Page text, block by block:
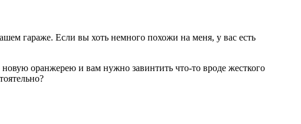
гараже. Если вы хоть немного похожи на меня, у вас есть
оранжерею и вам нужно завинтить что-то вроде жесткого